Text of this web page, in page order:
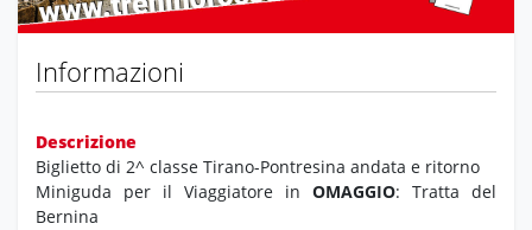
Informazioni
Descrizione
Biglietto di 2^ classe Tirano-Pontresina andata e ritorno
Miniguda per il Viaggiatore in OMAGGIO: Tratta del
Bernina